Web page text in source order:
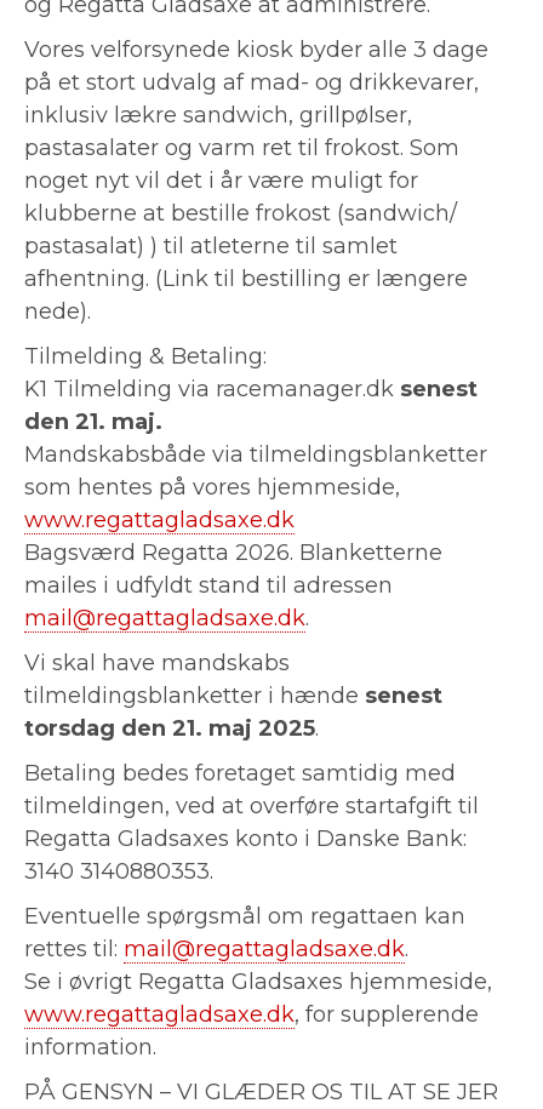
Vores velforsynede kiosk byder alle 3 dage
på et stort udvalg af mad- og drikkevarer,
inklusiv lækre sandwich, grillpølser,
pastasalater og varm ret til frokost. Som
noget nyt vil det i år være muligt for
klubberne at bestille frokost (sandwich/
pastasalat) ) til atleterne til samlet
afhentning. (Link til bestilling er længere
nede).
Tilmelding & Betaling:
K1 Tilmelding via racemanager.dk senest
den 21. maj.
Mandskabsbåde via tilmeldingsblanketter
som hentes på vores hjemmeside,
www.regattagladsaxe.dk
Bagsværd Regatta 2026. Blanketterne
mailes i udfyldt stand til adressen
mail@regattagladsaxe.dk.
Vi skal have mandskabs
tilmeldingsblanketter i hænde senest
torsdag den 21. maj 2025.
Betaling bedes foretaget samtidig med
tilmeldingen, ved at overføre startafgift til
Regatta Gladsaxes konto i Danske Bank:
3140 3140880353.
Eventuelle spørgsmål om regattaen kan
rettes til: mail@regattagladsaxe.dk.
Se i øvrigt Regatta Gladsaxes hjemmeside,
www.regattagladsaxe.dk, for supplerende
information.
PÅ GENSYN – VI GLÆDER OS TIL AT SE JER